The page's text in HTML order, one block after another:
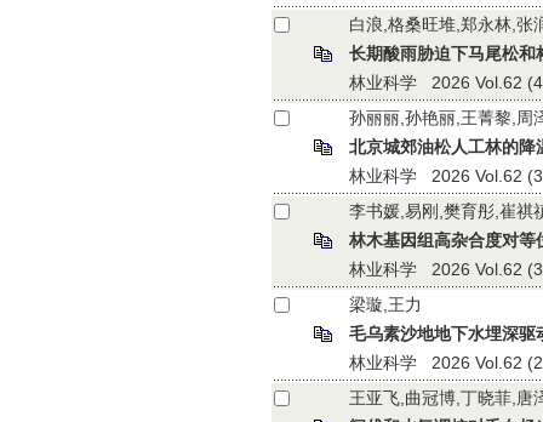
白浪,格桑旺堆,郑永林,张
长期酸雨胁迫下马尾松
林业科学 2026 Vol.62
孙丽丽,孙艳丽,王菁黎,周
北京城郊油松人工林的
林业科学 2026 Vol.62
李书媛,易刚,樊育彤,崔祺
林木基因组高杂合度对
林业科学 2026 Vol.62
梁璇,王力
毛乌素沙地地下水埋深
林业科学 2026 Vol.62
王亚飞,曲冠博,丁晓菲,唐